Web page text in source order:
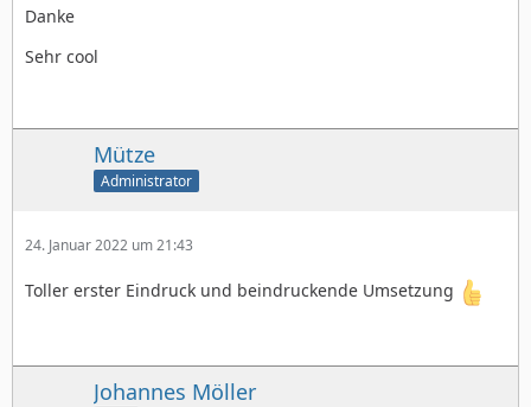
Danke
Sehr cool
Mütze
Administrator
24. Januar 2022 um 21:43
Toller erster Eindruck und beindruckende Umsetzung
Johannes Möller